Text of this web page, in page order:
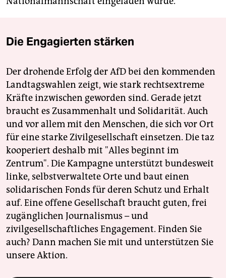
Die Engagierten stärken
Der drohende Erfolg der AfD bei den kommenden
Landtagswahlen zeigt, wie stark rechtsextreme
Kräfte inzwischen geworden sind. Gerade jetzt
braucht es Zusammenhalt und Solidarität. Auch
und vor allem mit den Menschen, die sich vor Ort
für eine starke Zivilgesellschaft einsetzen. Die taz
kooperiert deshalb mit "Alles beginnt im
Zentrum". Die Kampagne unterstützt bundesweit
linke, selbstverwaltete Orte und baut einen
solidarischen Fonds für deren Schutz und Erhalt
auf. Eine offene Gesellschaft braucht guten, frei
zugänglichen Journalismus – und
zivilgesellschaftliches Engagement. Finden Sie
auch? Dann machen Sie mit und unterstützen Sie
unsere Aktion.